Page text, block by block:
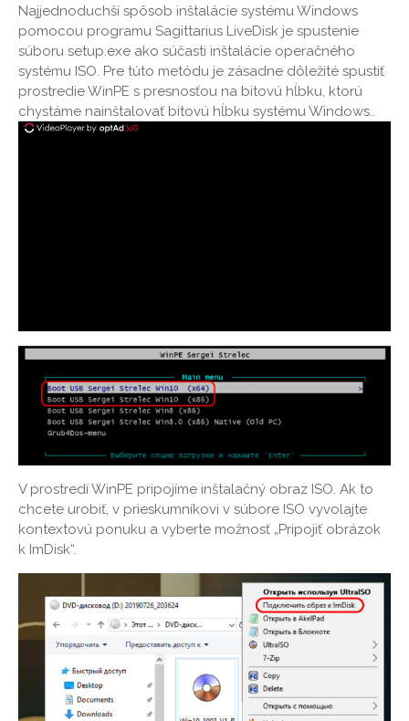
Najjednoduchší spôsob inštalácie systému Windows
pomocou programu Sagittarius LiveDisk je spustenie
súboru setup.exe ako súčasti inštalácie operačného
systému ISO. Pre túto metódu je zásadne dôležité spustiť
prostredie WinPE s presnosťou na bitovú hĺbku, ktorú
chystáme nainštalovať bitovú hĺbku systému Windows..
V prostredí WinPE pripojíme inštalačný obraz ISO. Ak to
chcete urobiť, v prieskumníkovi v súbore ISO vyvolajte
kontextovú ponuku a vyberte možnosť „Pripojiť obrázok
k ImDisk“.